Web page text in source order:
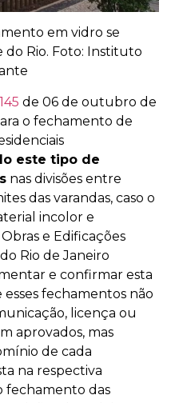
em vidro se
Rio. Foto: Instituto
de 06 de outubro de
o fechamento de
este tipo de
nas divisões entre
das varandas, caso o
incolor e
e Edificações
Rio de Janeiro
e confirmar esta
fechamentos não
licença ou
aprovados, mas
de cada
na respectiva
fechamento das